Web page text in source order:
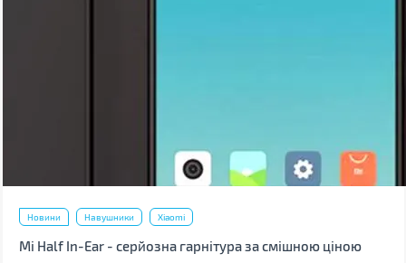
Новини Навушники Xiaomi
Mi Half In-Ear - серйозна гарнітура за смішною ціною